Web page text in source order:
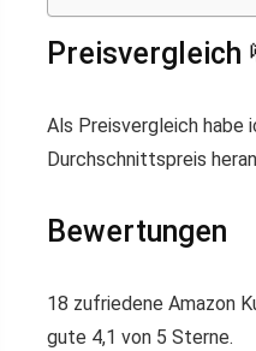
Preisvergleich
Als Preisvergleich habe
Durchschnittspreis
Bewertungen
18 zufriedene Amazon
gute 4,1 von 5 Sterne.